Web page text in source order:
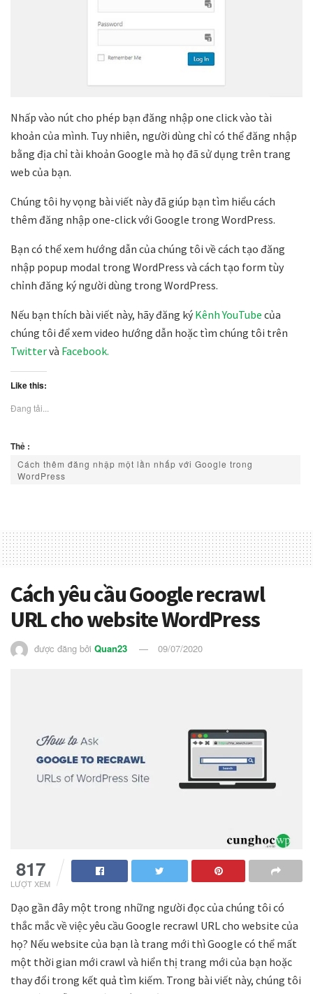
Nhấp vào nút cho phép bạn đăng nhập one click vào tài
khoản của mình. Tuy nhiên, người dùng chỉ có thể đăng nhập
bằng địa chỉ tài khoản Google mà họ đã sử dụng trên trang
web của bạn.
Chúng tôi hy vọng bài viết này đã giúp bạn tìm hiểu cách
thêm đăng nhập one-click với Google trong WordPress.
Bạn có thể xem hướng dẫn của chúng tôi về cách tạo đăng
nhập popup modal trong WordPress và cách tạo form tùy
chỉnh đăng ký người dùng trong WordPress.
Nếu bạn thích bài viết này, hãy đăng ký Kênh YouTube của
chúng tôi để xem video hướng dẫn hoặc tìm chúng tôi trên
Twittervà Facebook.
Like this:
Đang tải...
Thẻ :
Cách thêm đăng nhập một lần nhấp với Google trong
WordPress
Cách yêu cầu Google recrawl
URL cho website WordPress
được đăng bởi Quan23 09/07/2020
817
LƯỢT XEM
Dạo gần đây một trong những người đọc của chúng tôi có
thắc mắc về việc yêu cầu Google recrawl URL cho website của
họ? Nếu website của bạn là trang mới thì Google có thể mất
một thời gian mới crawl và hiển thị trang mới của bạn hoặc
thay đổi trong kết quả tìm kiếm. Trong bài viết này, chúng tôi